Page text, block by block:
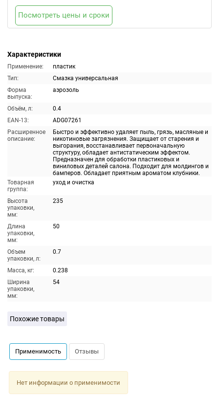
Характеристики
Применение:
пластик
Тип:
Смазка универсальная
Форма
выпуска:
аэрозоль
Объём, л:
0.4
EAN-13:
ADG07261
Расширенное
описание:
Быстро и эффективно удаляет пыль, грязь, масляные и
никотиновые загрязнения. Защищает от старения и
выгорания, восстанавливает первоначальную
структуру, обладает антистатическим эффектом.
Предназначен для обработки пластиковых и
виниловых деталей салона. Подходит для молдингов и
бамперов. Обладает приятным ароматом клубники.
Товарная
группа:
уход и очистка
Высота
упаковки,
мм:
235
Длина
упаковки,
мм:
50
Объем
упаковки, л:
0.7
Масса, кг:
0.238
Ширина
упаковки,
мм:
54
Посмотреть цены и сроки
Похожие товары
Применимость Отзывы
Нет информации о применимости